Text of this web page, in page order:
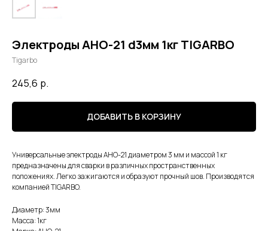
Электроды АНО-21 d3мм 1кг TIGARBO
Tigarbo
245,6 р.
ДОБАВИТЬ В КОРЗИНУ
Универсальные электроды АНО-21 диаметром 3 мм и массой 1 кг
предназначены для сварки в различных пространственных
положениях. Легко зажигаются и образуют прочный шов. Производятся
компанией TIGARBO.
Диаметр: 3мм
Масса: 1кг